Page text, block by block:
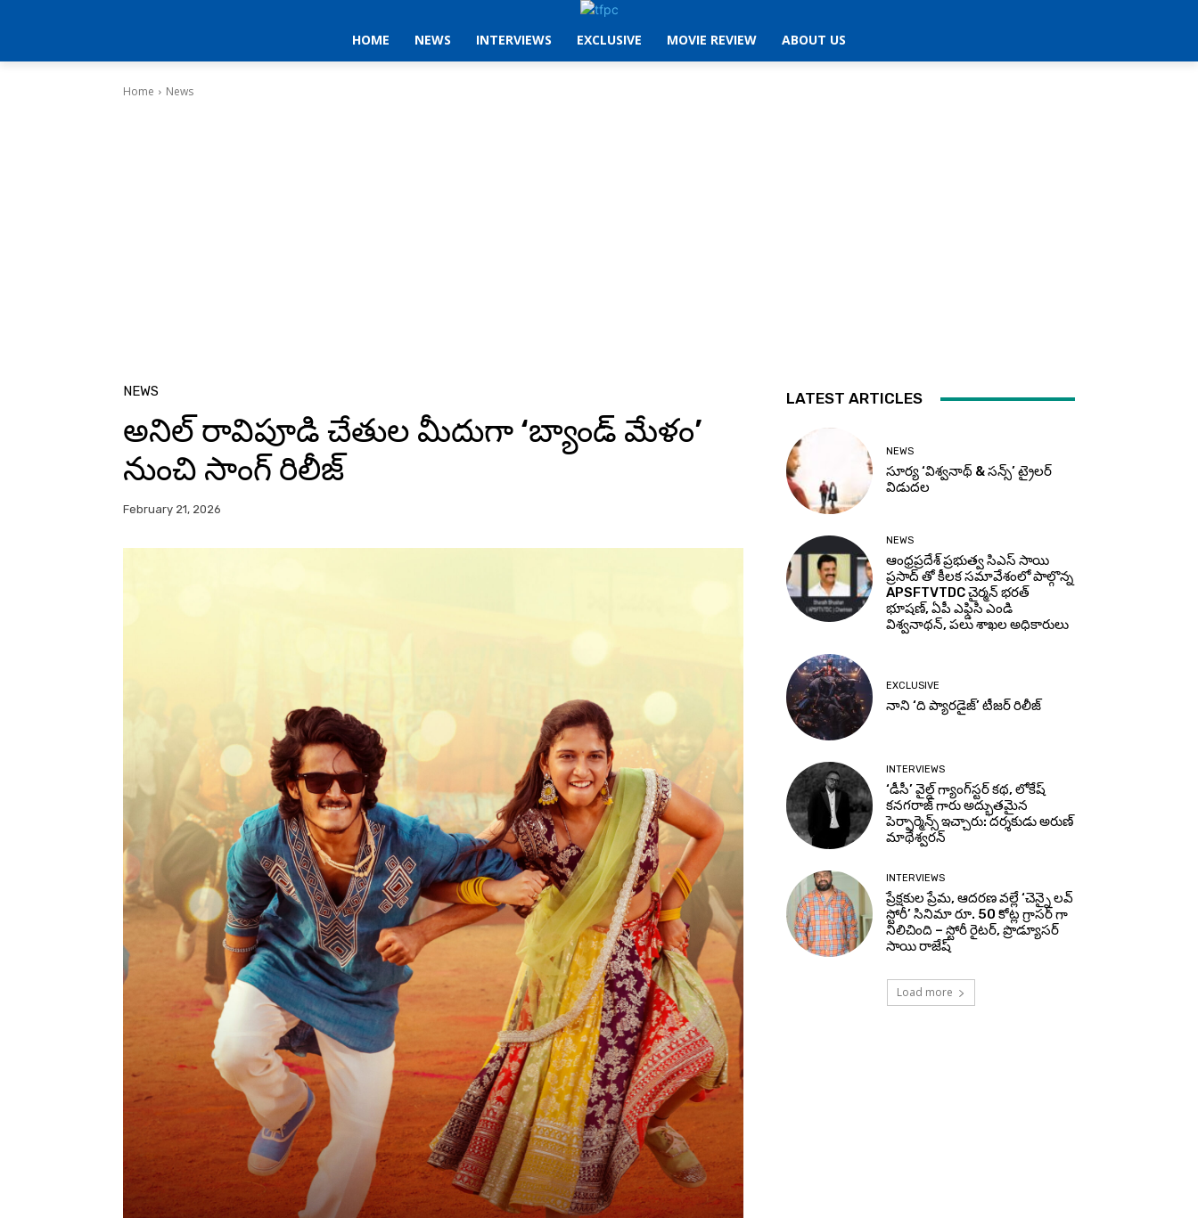
HOME NEWS INTERVIEWS EXCLUSIVE MOVIE REVIEW ABOUT US
Home News
NEWS
అనిల్ రావిపూడి చేతుల మీదుగా ‘బ్యాండ్ మేళం’
నుంచి సాంగ్ రిలీజ్
February 21, 2026
LATEST ARTICLES
NEWS
సూర్య ‘విశ్వనాథ్ & సన్స్’ ట్రైలర్
విడుదల
NEWS
ఆంధ్రప్రదేశ్ ప్రభుత్వ సిఎస్ సాయి
ప్రసాద్ తో కీలక సమావేశంలో పాల్గొన్న
APSFTVTDC చైర్మన్ భరత్
భూషణ్, ఏపీ ఎఫ్డిసి ఎండి
విశ్వనాథన్, పలు శాఖల అధికారులు
EXCLUSIVE
నాని ‘ది ప్యారడైజ్’ టీజర్‌ రిలీజ్
INTERVIEWS
‘డీసీ’ వైల్డ్ గ్యాంగ్‌స్టర్ కథ, లోకేష్
కనగరాజ్ గారు అద్భుతమైన
పెర్ఫార్మెన్స్ ఇచ్చారు: దర్శకుడు అరుణ్
మాథేశ్వరన్
INTERVIEWS
ప్రేక్షకుల ప్రేమ, ఆదరణ వల్లే ‘చెన్నై లవ్
స్టోరీ’ సినిమా రూ. 50 కోట్ల గ్రాసర్ గా
నిలిచింది – స్టోరీ రైటర్, ప్రొడ్యూసర్
సాయి రాజేష్
Load more